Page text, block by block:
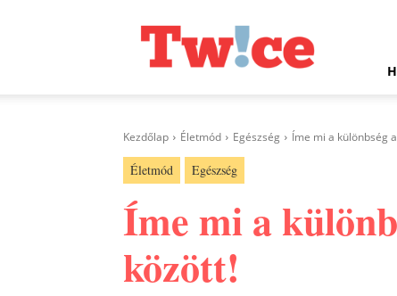
Kezdőlap Életmód Egészség Íme mi a különbség
Életmód Egészség
Íme mi a
között!